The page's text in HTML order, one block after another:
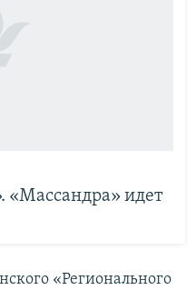
«Массандра» идет
«Регионального